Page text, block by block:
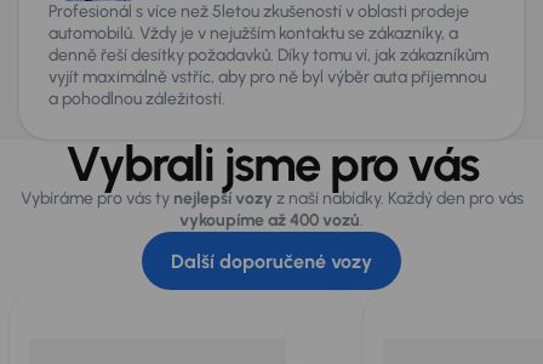
Profesionál s více než 5letou zkušeností v oblasti prodeje
automobilů. Vždy je v nejužším kontaktu se zákazníky, a
denně řeší desítky požadavků. Díky tomu ví, jak zákazníkům
vyjít maximálně vstříc, aby pro ně byl výběr auta příjemnou
a pohodlnou záležitostí.
Vybrali jsme pro vás
Vybíráme pro vás ty nejlepší vozy z naší nabídky. Každý den pro vás
vykoupíme až 400 vozů.
Další doporučené vozy